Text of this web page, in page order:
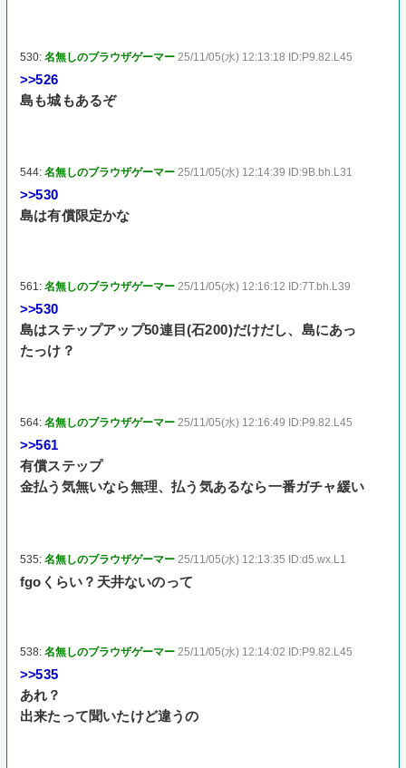
530:名無しのブラウザゲーマー 25/11/05(水) 12:13:18 ID:P9.82.L45
>>526
島も城もあるぞ
544:名無しのブラウザゲーマー 25/11/05(水) 12:14:39 ID:9B.bh.L31
>>530
島は有償限定かな
561:名無しのブラウザゲーマー 25/11/05(水) 12:16:12 ID:7T.bh.L39
>>530
島はステップアップ50連目(石200)だけだし、島にあっ
たっけ？
564:名無しのブラウザゲーマー 25/11/05(水) 12:16:49 ID:P9.82.L45
>>561
有償ステップ
金払う気無いなら無理、払う気あるなら一番ガチャ緩い
535:名無しのブラウザゲーマー 25/11/05(水) 12:13:35 ID:d5.wx.L1
fgoくらい？天井ないのって
538:名無しのブラウザゲーマー 25/11/05(水) 12:14:02 ID:P9.82.L45
>>535
あれ？
出来たって聞いたけど違うの